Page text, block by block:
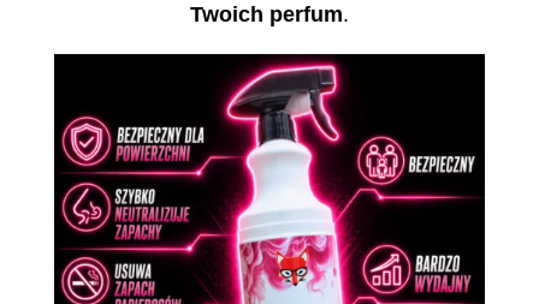
Twoich perfum.